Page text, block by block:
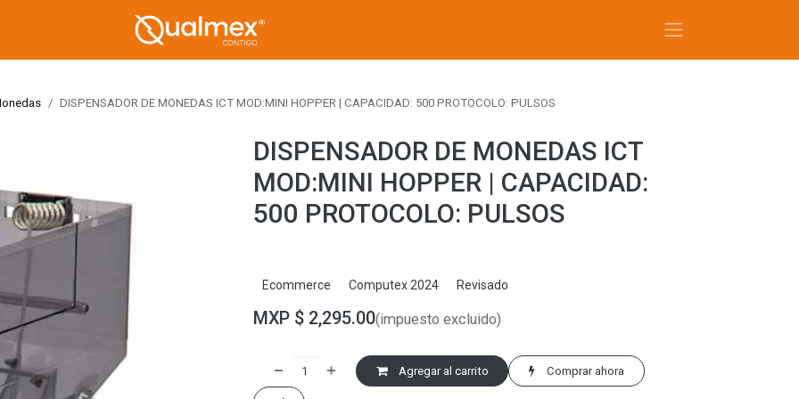
DISPENSADOR DE MONEDAS ICT MOD:MINI HOPPER | CAPACIDAD: 500 PROTOCOLO: PULSOS
DISPENSADOR DE MONEDAS ICT
MOD:MINI HOPPER | CAPACIDAD:
500 PROTOCOLO: PULSOS
Ecommerce Computex 2024 Revisado
MXP $ 2,295.00(impuesto excluido)
Agregar al carrito Comprar ahora